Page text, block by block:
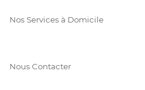
Nos Services à Domicile
Nous Contacter